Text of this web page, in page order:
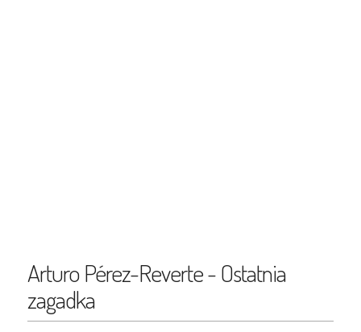
Arturo Pérez-Reverte - Ostatnia
zagadka